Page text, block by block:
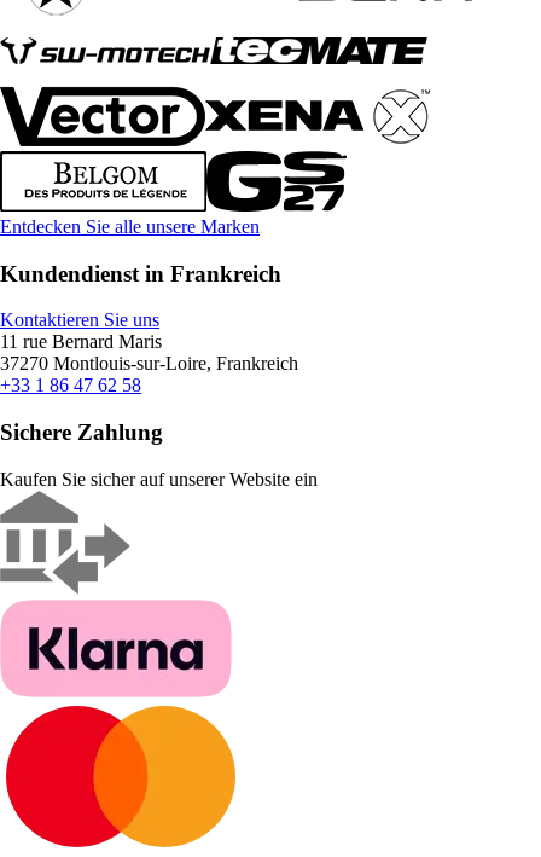
Entdecken Sie alle unsere Marken
Kundendienst in Frankreich
Kontaktieren Sie uns
11 rue Bernard Maris
37270 Montlouis-sur-Loire, Frankreich
+33 1 86 47 62 58
Sichere Zahlung
Kaufen Sie sicher auf unserer Website ein